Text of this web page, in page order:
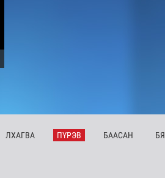
ЛХАГВА ПҮРЭВ БААСАН БЯ